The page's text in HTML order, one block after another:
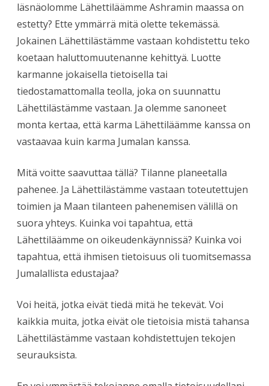
läsnäolomme Lähettiläämme Ashramin maassa on
estetty? Ette ymmärrä mitä olette tekemässä.
Jokainen Lähettilästämme vastaan kohdistettu teko
koetaan haluttomuutenanne kehittyä. Luotte
karmanne jokaisella tietoisella tai
tiedostamattomalla teolla, joka on suunnattu
Lähettilästämme vastaan. Ja olemme sanoneet
monta kertaa, että karma Lähettiläämme kanssa on
vastaavaa kuin karma Jumalan kanssa.
Mitä voitte saavuttaa tällä? Tilanne planeetalla
pahenee. Ja Lähettilästämme vastaan toteutettujen
toimien ja Maan tilanteen pahenemisen välillä on
suora yhteys. Kuinka voi tapahtua, että
Lähettiläämme on oikeudenkäynnissä? Kuinka voi
tapahtua, että ihmisen tietoisuus oli tuomitsemassa
Jumalallista edustajaa?
Voi heitä, jotka eivät tiedä mitä he tekevät. Voi
kaikkia muita, jotka eivät ole tietoisia mistä tahansa
Lähettilästämme vastaan kohdistettujen tekojen
seurauksista.